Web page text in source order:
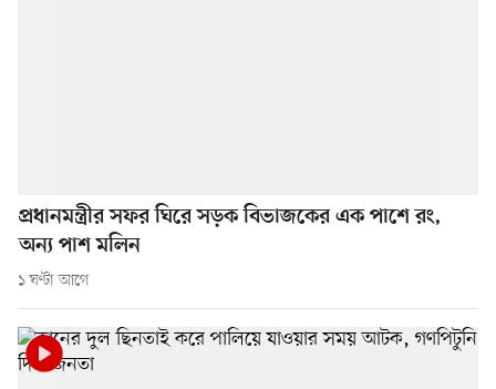
প্রধানমন্ত্রীর সফর ঘিরে সড়ক বিভাজকের এক পাশে রং,
অন্য পাশ মলিন
১ ঘণ্টা আগে